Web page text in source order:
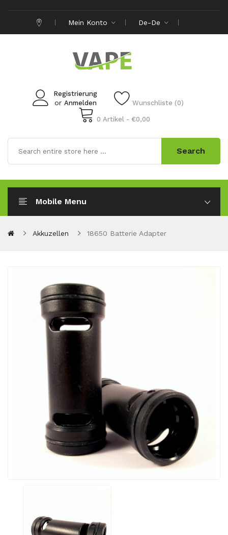
Mein Konto De-De
Registrierung
or Anmelden Wunschliste (0)
0 Artikel - €0,00
Search
Mobile Menu
Akkuzellen 18650 Batterie Adapter